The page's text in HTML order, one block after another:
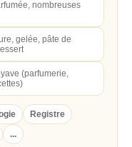
nombreuses
gelée, pâte de
(parfumerie,
Registre
...